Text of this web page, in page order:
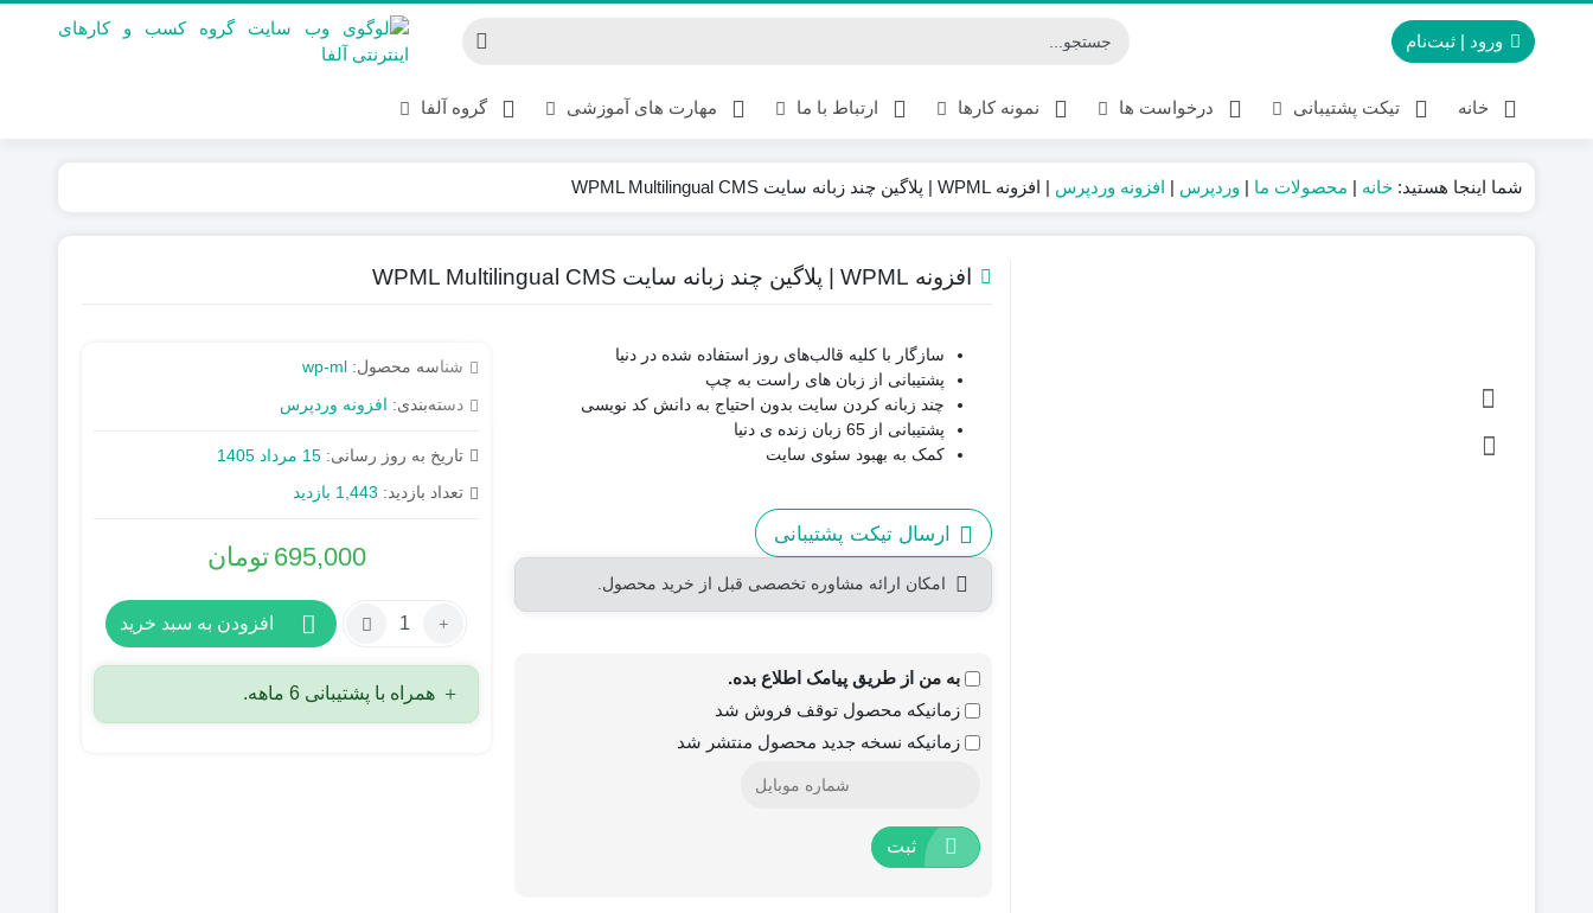
ورود | ثبت‌نام
خانه تیکت پشتیبانی درخواست ها نمونه کارها ارتباط با ما مهارت های آموزشی گروه آلفا
شما اینجا هستید: خانه | محصولات ما | وردپرس | افزونه وردپرس | افزونه WPML | پلاگین چند زبانه سایت WPML Multilingual CMS
افزونه WPML | پلاگین چند زبانه سایت WPML Multilingual CMS
سازگار با کلیه قالب‌های روز استفاده شده در دنیا
پشتیبانی از زبان های راست به چپ
چند زبانه کردن سایت بدون احتیاج به دانش کد نویسی
پشتیبانی از 65 زبان زنده ی دنیا
کمک به بهبود سئوی سایت
ارسال تیکت پشتیبانی
امکان ارائه مشاوره تخصصی قبل از خرید محصول.
به من از طریق پیامک اطلاع بده.
زمانیکه محصول توقف فروش شد
زمانیکه نسخه جدید محصول منتشر شد
ثبت
شناسه محصول: wp-ml
دسته‌بندی: افزونه وردپرس
تاریخ به روز رسانی: 15 مرداد 1405
تعداد بازدید: 1,443 بازدید
695,000 تومان
تعداد:
WPML
|
پلاگین
افزودن به سبد خرید
همراه با پشتیبانی 6 ماهه.